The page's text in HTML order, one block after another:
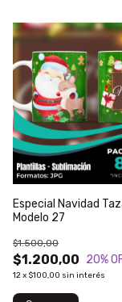
Especial Navidad
Modelo 27
$1.200,00
$1.500,00
20%
12x $100,00 sin interés